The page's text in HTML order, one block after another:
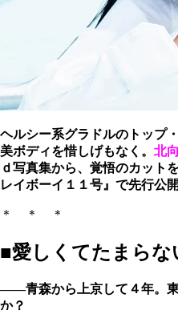
ヘルシー系グラドルのトップ
美ボディを惜しげもなく。 北
ｄ写真集から、覚悟のカット
レイボーイ１１号』で先行公開
＊ ＊ ＊
■愛しくてたまら
――青森から上京して４年。
か？